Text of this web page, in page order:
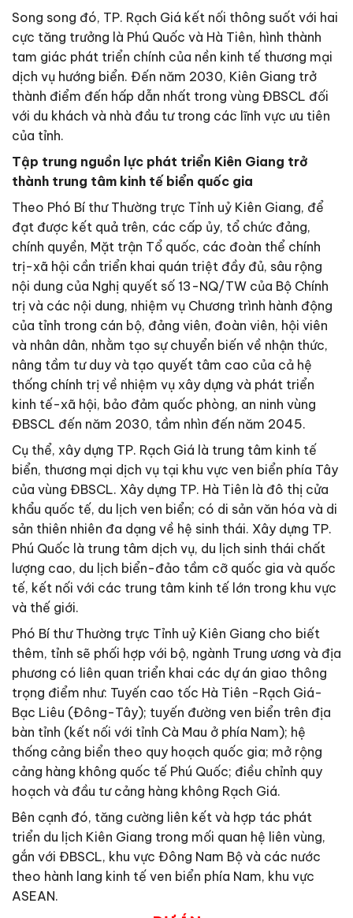
Song song đó, TP. Rạch Giá kết nối thông suốt với hai
cực tăng trưởng là Phú Quốc và Hà Tiên, hình thành
tam giác phát triển chính của nền kinh tế thương mại
dịch vụ hướng biển. Đến năm 2030, Kiên Giang trở
thành điểm đến hấp dẫn nhất trong vùng ĐBSCL đối
với du khách và nhà đầu tư trong các lĩnh vực ưu tiên
của tỉnh.
Tập trung nguồn lực phát triển Kiên Giang trở
thành trung tâm kinh tế biển quốc gia
Theo Phó Bí thư Thường trực Tỉnh uỷ Kiên Giang, để
đạt được kết quả trên, các cấp ủy, tổ chức đảng,
chính quyền, Mặt trận Tổ quốc, các đoàn thể chính
trị-xã hội cần triển khai quán triệt đầy đủ, sâu rộng
nội dung của Nghị quyết số 13-NQ/TW của Bộ Chính
trị và các nội dung, nhiệm vụ Chương trình hành động
của tỉnh trong cán bộ, đảng viên, đoàn viên, hội viên
và nhân dân, nhằm tạo sự chuyển biến về nhận thức,
nâng tầm tư duy và tạo quyết tâm cao của cả hệ
thống chính trị về nhiệm vụ xây dựng và phát triển
kinh tế-xã hội, bảo đảm quốc phòng, an ninh vùng
ĐBSCL đến năm 2030, tầm nhìn đến năm 2045.
Cụ thể, xây dựng TP. Rạch Giá là trung tâm kinh tế
biển, thương mại dịch vụ tại khu vực ven biển phía Tây
của vùng ĐBSCL. Xây dựng TP. Hà Tiên là đô thị cửa
khẩu quốc tế, du lịch ven biển; có di sản văn hóa và di
sản thiên nhiên đa dạng về hệ sinh thái. Xây dựng TP.
Phú Quốc là trung tâm dịch vụ, du lịch sinh thái chất
lượng cao, du lịch biển-đảo tầm cỡ quốc gia và quốc
tế, kết nối với các trung tâm kinh tế lớn trong khu vực
và thế giới.
Phó Bí thư Thường trực Tỉnh uỷ Kiên Giang cho biết
thêm, tỉnh sẽ phối hợp với bộ, ngành Trung ương và địa
phương có liên quan triển khai các dự án giao thông
trọng điểm như: Tuyến cao tốc Hà Tiên -Rạch Giá-
Bạc Liêu (Đông-Tây); tuyến đường ven biển trên địa
bàn tỉnh (kết nối với tỉnh Cà Mau ở phía Nam); hệ
thống cảng biển theo quy hoạch quốc gia; mở rộng
cảng hàng không quốc tế Phú Quốc; điều chỉnh quy
hoạch và đầu tư cảng hàng không Rạch Giá.
Bên cạnh đó, tăng cường liên kết và hợp tác phát
triển du lịch Kiên Giang trong mối quan hệ liên vùng,
gắn với ĐBSCL, khu vực Đông Nam Bộ và các nước
theo hành lang kinh tế ven biển phía Nam, khu vực
ASEAN.